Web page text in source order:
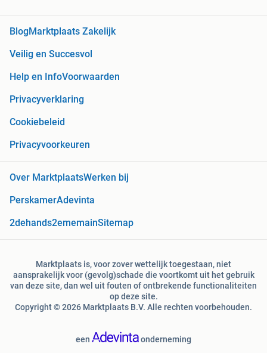
Blog Marktplaats Zakelijk
Veilig en Succesvol
Help en InfoVoorwaarden
Privacyverklaring
Cookiebeleid
Privacyvoorkeuren
Over MarktplaatsWerken bij
PerskamerAdevinta
2dehands2ememainSitemap
Marktplaats is, voor zover wettelijk toegestaan, niet
aansprakelijk voor (gevolg)schade die voortkomt uit het gebruik
van deze site, dan wel uit fouten of ontbrekende functionaliteiten
op deze site.
Copyright © 2026 Marktplaats B.V. Alle rechten voorbehouden.
een onderneming